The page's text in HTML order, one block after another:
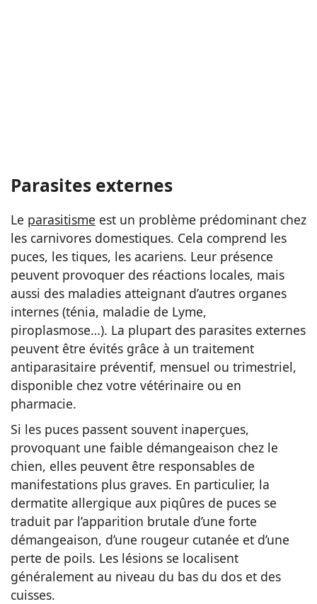
Parasites externes
Le parasitisme est un problème prédominant chez
les carnivores domestiques. Cela comprend les
puces, les tiques, les acariens. Leur présence
peuvent provoquer des réactions locales, mais
aussi des maladies atteignant d’autres organes
internes (ténia, maladie de Lyme,
piroplasmose…). La plupart des parasites externes
peuvent être évités grâce à un traitement
antiparasitaire préventif, mensuel ou trimestriel,
disponible chez votre vétérinaire ou en
pharmacie.
Si les puces passent souvent inaperçues,
provoquant une faible démangeaison chez le
chien, elles peuvent être responsables de
manifestations plus graves. En particulier, la
dermatite allergique aux piqûres de puces se
traduit par l’apparition brutale d’une forte
démangeaison, d’une rougeur cutanée et d’une
perte de poils. Les lésions se localisent
généralement au niveau du bas du dos et des
cuisses.